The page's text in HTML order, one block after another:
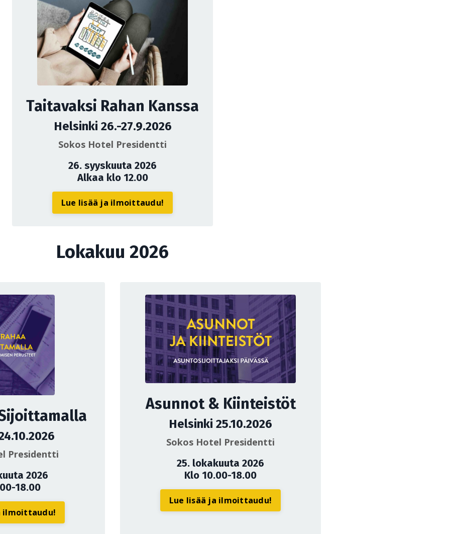
Taitavaksi Rahan Kanssa
Helsinki 26.-27.9.2026
Sokos Hotel Presidentti
26. syyskuuta 2026
Alkaa klo 12.00
Lue lisää ja ilmoittaudu!
Lokakuu 2026
Presidentti
2026
18.00
ilmoittaudu!
Asunnot & Kiinteistöt
Helsinki 25.10.2026
Sokos Hotel Presidentti
25. lokakuuta 2026
Klo 10.00-18.00
Lue lisää ja ilmoittaudu!